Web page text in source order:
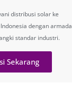
distribusi solar ke
dengan armada
standar industri.
Sekarang